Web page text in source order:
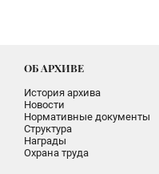
ОБ АРХИВЕ
История архива
Новости
Нормативные документы
Структура
Награды
Охрана труда